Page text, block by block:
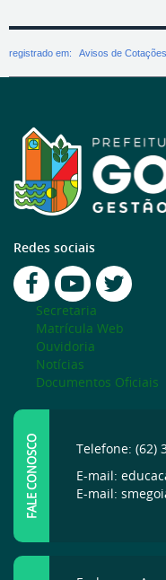
registrado em: Avisos de Cotações
Redes sociais
Secretaria
Matrícula Web
Ouvidoria
Notícias
Documentos Oficiais
FALE CONOSCO
Telefone: (62)
E-mail:
E-mail: